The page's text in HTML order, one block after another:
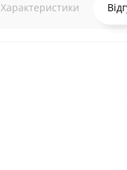
Характеристики